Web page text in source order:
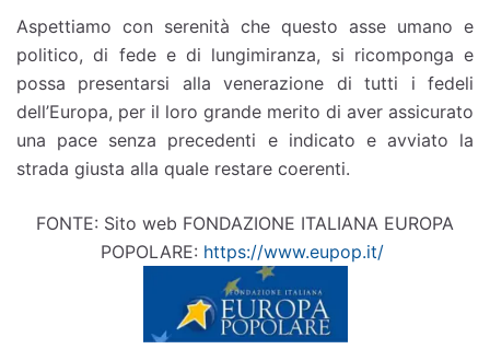
Aspettiamo con serenità che questo asse umano e
politico, di fede e di lungimiranza, si ricomponga e
possa presentarsi alla venerazione di tutti i fedeli
dell’Europa, per il loro grande merito di aver assicurato
una pace senza precedenti e indicato e avviato la
strada giusta alla quale restare coerenti.
FONTE: Sito web FONDAZIONE ITALIANA EUROPA
POPOLARE: https://www.eupop.it/